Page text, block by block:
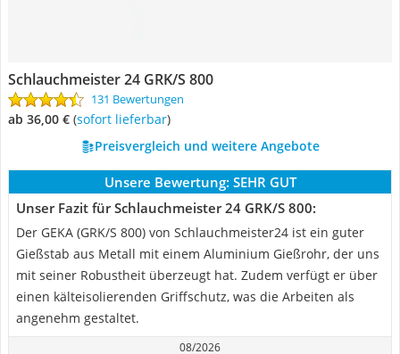
Schlauchmeister 24 GRK/S 800
131 Bewertungen
ab 36,00 € ( Sofort lieferbar)
Preisvergleich und weitere Angebote
Unsere Bewertung: SEHR GUT
Unser Fazit für Schlauchmeister 24 GRK/S 800:
Der GEKA (GRK/S 800) von Schlauchmeister24 ist ein guter
Gießstab aus Metall mit einem Aluminium Gießrohr, der uns
mit seiner Robustheit überzeugt hat. Zudem verfügt er über
einen kälteisolierenden Griffschutz, was die Arbeiten als
angenehm gestaltet.
08/2026